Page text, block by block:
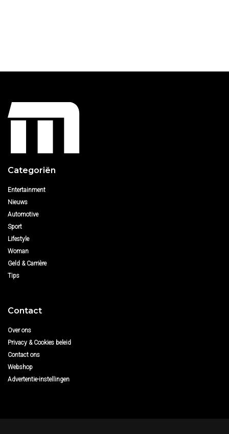
Categoriën
Entertainment
Nieuws
Automotive
Sport
Lifestyle
Woman
Geld & Carrière
Tips
Contact
Over ons
Privacy & Cookies beleid
Contact ons
Webshop
Advertentie-instellingen